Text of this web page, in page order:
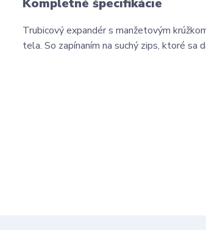
Kompletné špecifikácie
Trubicový expandér s manžetovým
tela. So zapínaním na suchý zips, ktoré sa